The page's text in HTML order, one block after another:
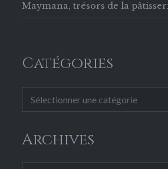
Maymana, trésors de la
Catégories
Archives